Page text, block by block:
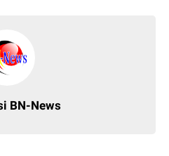
BN-News